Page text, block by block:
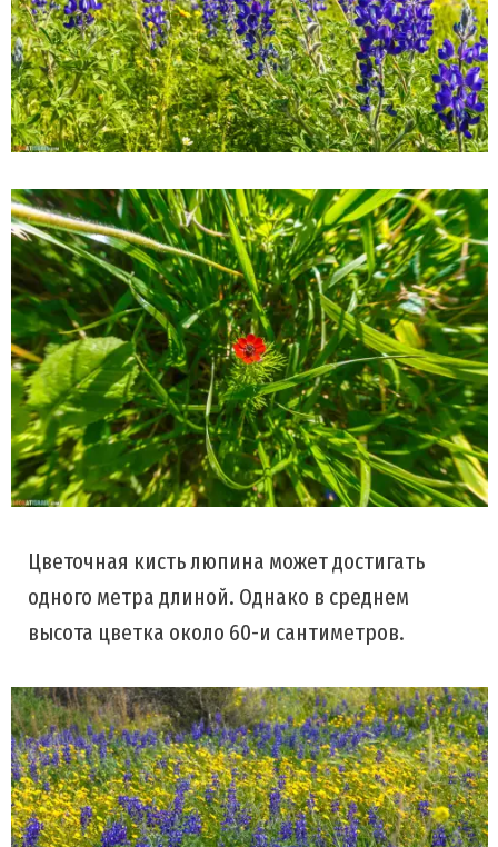
Цветочная кисть люпина может достигать
одного метра длиной. Однако в среднем
высота цветка около 60-и сантиметров.